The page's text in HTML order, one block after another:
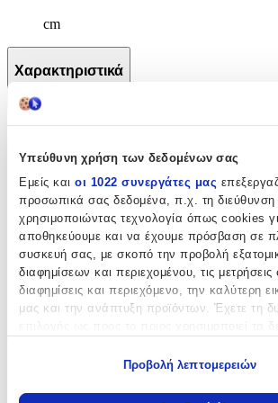
Υπεύθυνη χρήση των δεδομένων σας
Εμείς και οι 1022 συνεργάτες μας
προσωπικά σας δεδομένα, π.χ. τη διεύθυνση
χρησιμοποιώντας τεχνολογία όπως cookies
αποθηκεύουμε και να έχουμε πρόσβαση σε
συσκευή σας, με σκοπό την προβολή
διαφημίσεων και περιεχομένου, τις μετρήσεις
διαφημίσεις και περιεχόμενο, την καλύτερη
μας και την ανάπτυξη προϊόντων. Έχετε τη
Προβολή λεπτομερειών
cm
Χαρακτηριστικά
Κατασκευαστής:
Vadobag
Βασικά Χαρακτηριστικά
Χρώμα:
Μπλε
Φύλο:
Τύπος